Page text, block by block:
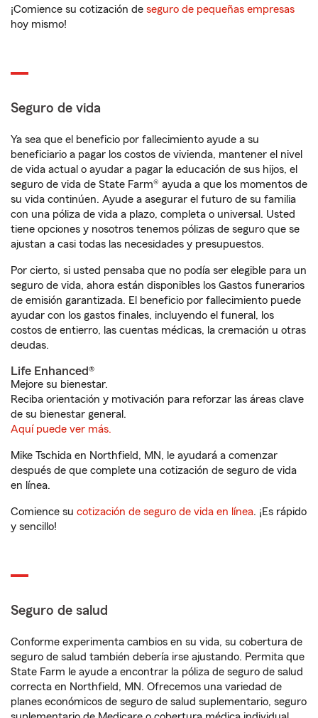
¡Comience su cotización de seguro de pequeñas empresas
hoy mismo!
Seguro de vida
Ya sea que el beneficio por fallecimiento ayude a su
beneficiario a pagar los costos de vivienda, mantener el nivel
de vida actual o ayudar a pagar la educación de sus hijos, el
seguro de vida de State Farm® ayuda a que los momentos de
su vida continúen. Ayude a asegurar el futuro de su familia
con una póliza de vida a plazo, completa o universal. Usted
tiene opciones y nosotros tenemos pólizas de seguro que se
ajustan a casi todas las necesidades y presupuestos.
Por cierto, si usted pensaba que no podía ser elegible para un
seguro de vida, ahora están disponibles los Gastos funerarios
de emisión garantizada. El beneficio por fallecimiento puede
ayudar con los gastos finales, incluyendo el funeral, los
costos de entierro, las cuentas médicas, la cremación u otras
deudas.
Life Enhanced®
Mejore su bienestar.
Reciba orientación y motivación para reforzar las áreas clave
de su bienestar general.
Aquí puede ver más.
Mike Tschida en Northfield, MN, le ayudará a comenzar
después de que complete una cotización de seguro de vida
en línea.
Comience su cotización de seguro de vida en línea. ¡Es rápido
y sencillo!
Seguro de salud
Conforme experimenta cambios en su vida, su cobertura de
seguro de salud también debería irse ajustando. Permita que
State Farm le ayude a encontrar la póliza de seguro de salud
correcta en Northfield, MN. Ofrecemos una variedad de
planes económicos de seguro de salud suplementario, seguro